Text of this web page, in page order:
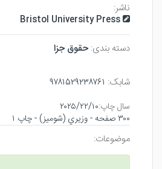
ناشر:
Bristol University Press
دسته بندی: حقوق جزا
شابک: ۹۷۸۱۵۲۹۲۳۸۷۶۱
سال چاپ:۲۰۲۵/۲۲/۱۰
۳۰۰ صفحه - وزيري (شوميز) - چاپ ۱
موضوعات: